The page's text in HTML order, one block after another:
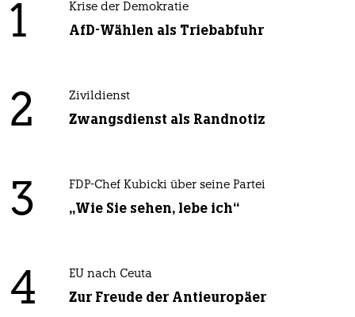
1 Krise der Demokratie
AfD-Wählen als Triebabfuhr
2 Zivildienst
Zwangsdienst als Randnotiz
3 FDP-Chef Kubicki über seine Partei
„Wie Sie sehen, lebe ich“
4 EU nach Ceuta
Zur Freude der Antieuropäer